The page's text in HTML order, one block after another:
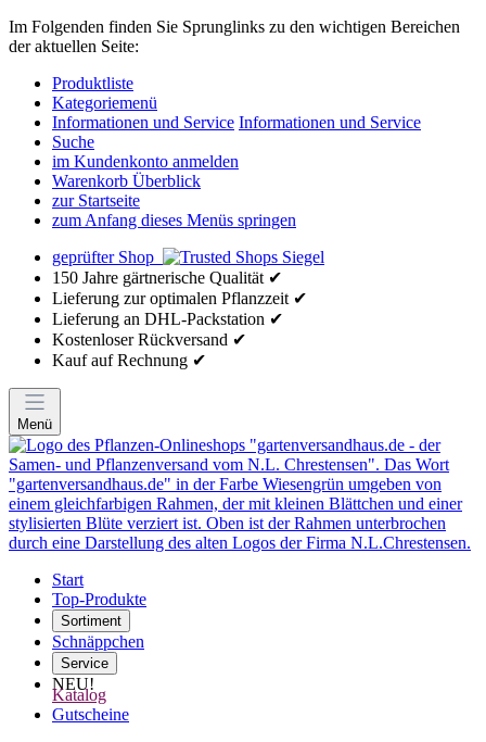
Im Folgenden finden Sie Sprunglinks zu den wichtigen Bereichen
der aktuellen Seite:
Produktliste
Kategoriemenü
Informationen und Service Informationen und Service
Suche
im Kundenkonto anmelden
Warenkorb Überblick
zur Startseite
zum Anfang dieses Menüs springen
geprüfter Shop
150 Jahre gärtnerische Qualität ✔
Lieferung zur optimalen Pflanzzeit ✔
Lieferung an DHL-Packstation ✔
Kostenloser Rückversand ✔
Kauf auf Rechnung ✔
Menü
Start
Top-Produkte
Sortiment
Schnäppchen
Service
NEU!
Katalog
Gutscheine